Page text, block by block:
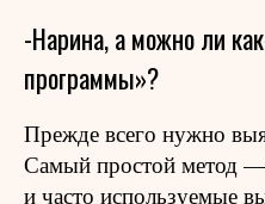
-Нарина, а можно ли
программы»?
Прежде всего нужно
Самый простой метод
и часто используемые